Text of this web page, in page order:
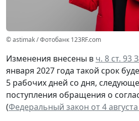
© astimak / Фотобанк 123RF.com
Изменения внесены в ч. 8 ст. 93
января 2027 года такой срок
5 рабочих дней со дня,
поступления обращения о
(Федеральный закон от 4